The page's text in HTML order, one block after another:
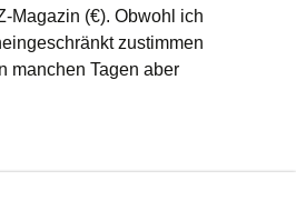
Magazin (€). Obwohl ich
zustimmen
manchen Tagen aber